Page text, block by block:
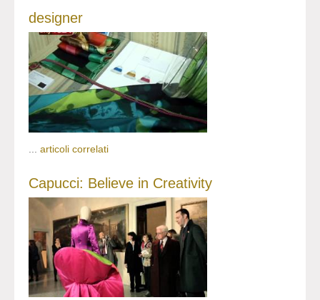
designer
articoli correlati
Capucci: Believe in Creativity